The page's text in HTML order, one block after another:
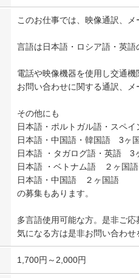
このお仕事では、映像通訳、メ
言語は日本語・ロシア語・英語
電話や映像機器を使用し交通
お問い合わせに関する通訳、メ
その他にも
日本語・ポルトガル語・スペ
日本語・中国語・韓国語 3ヶ
日本語 ・タガログ語・英語 3
日本語 ・ベトナム語 ２ヶ国語
日本語・中国語 ２ヶ国語
の募集もあります。
多言語使用可能な方。是非ご応
気になる方は是非お問い合わせ
1,700円～2,000円